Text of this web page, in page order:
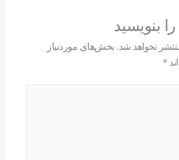
بنویسید
نخواهد شد. بخش‌های موردنیاز
*